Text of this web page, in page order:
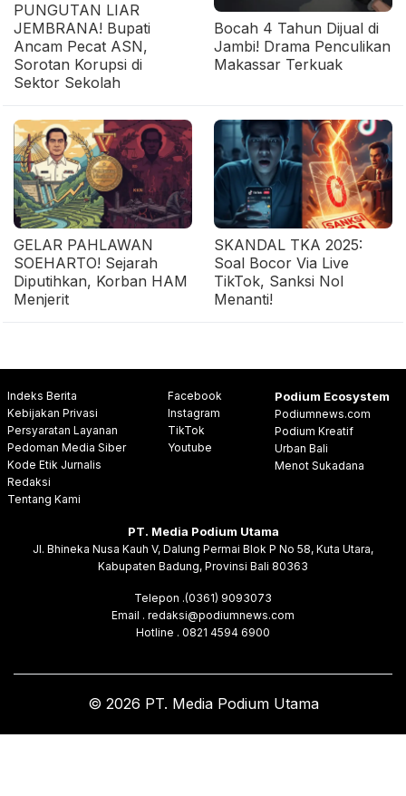
PUNGUTAN LIAR
JEMBRANA! Bupati
Ancam Pecat ASN,
Sorotan Korupsi di
Sektor Sekolah
Bocah 4 Tahun Dijual di
Jambi! Drama Penculikan
Makassar Terkuak
GELAR PAHLAWAN
SOEHARTO! Sejarah
Diputihkan, Korban HAM
Menjerit
SKANDAL TKA 2025:
Soal Bocor Via Live
TikTok, Sanksi Nol
Menanti!
Indeks Berita
Kebijakan Privasi
Persyaratan Layanan
Pedoman Media Siber
Kode Etik Jurnalis
Redaksi
Tentang Kami
Facebook
Instagram
TikTok
Youtube
Podium Ecosystem
Podiumnews.com
Podium Kreatif
Urban Bali
Menot Sukadana
PT. Media Podium Utama
Jl. Bhineka Nusa Kauh V, Dalung Permai Blok P No 58, Kuta Utara,
Kabupaten Badung, Provinsi Bali 80363
Telepon .(0361) 9093073
Email . redaksi@podiumnews.com
Hotline . 0821 4594 6900
© 2026 PT. Media Podium Utama